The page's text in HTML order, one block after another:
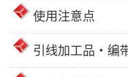
使用注意点
引线加工品・编